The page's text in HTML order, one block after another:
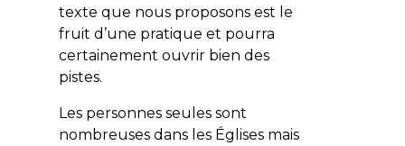
texte que nous proposons est le
fruit d’une pratique et pourra
certainement ouvrir bien des
pistes.
Les personnes seules sont
nombreuses dans les Églises mais